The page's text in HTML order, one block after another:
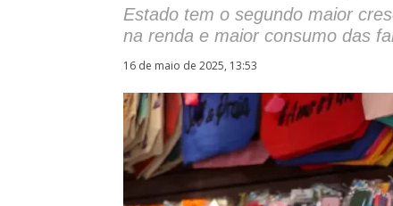
Estado tem o segundo maior
na renda e maior consumo das
16 de maio de 2025, 13:53